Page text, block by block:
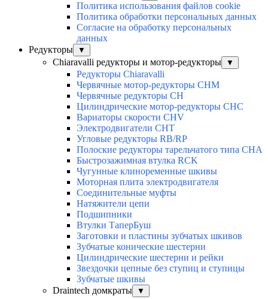
Политика использования файлов cookie
Политика обработки персональных данных
Согласие на обработку персональных
данных
Редукторы
▼
Chiaravalli редукторы и мотор-редукторы ▼
Редукторы Chiaravalli
Червячные мотор-редукторы CHM
Червячные редукторы CH
Цилиндрические мотор-редукторы CHC
Вариаторы скорости CHV
Электродвигатели CHT
Угловые редукторы RB/RP
Полоские редукторы тарельчатого типа CHA
Быстрозажимная втулка RCK
Чугунные клиноременные шкивы
Моторная плита электродвигателя
Соединительные муфты
Натяжители цепи
Подшипники
Втулки ТаперБуш
Заготовки и пластины зубчатых шкивов
Зубчатые конические шестерни
Цилиндрические шестерни и рейки
Звездочки цепные без ступиц и ступицы
Зубчатые шкивы
Draintech домкраты
▼